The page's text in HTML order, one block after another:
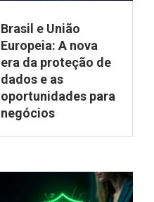
Brasil e União
Europeia: A nova
era da proteção de
dados e as
oportunidades para
negócios